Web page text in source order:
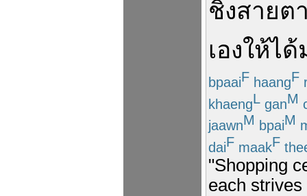
ชิงสายต
เองให้ได้
bpaaiF haangF
khaengL ganM
jaawnM bpaiM
daiF maakF
"Shopping
each